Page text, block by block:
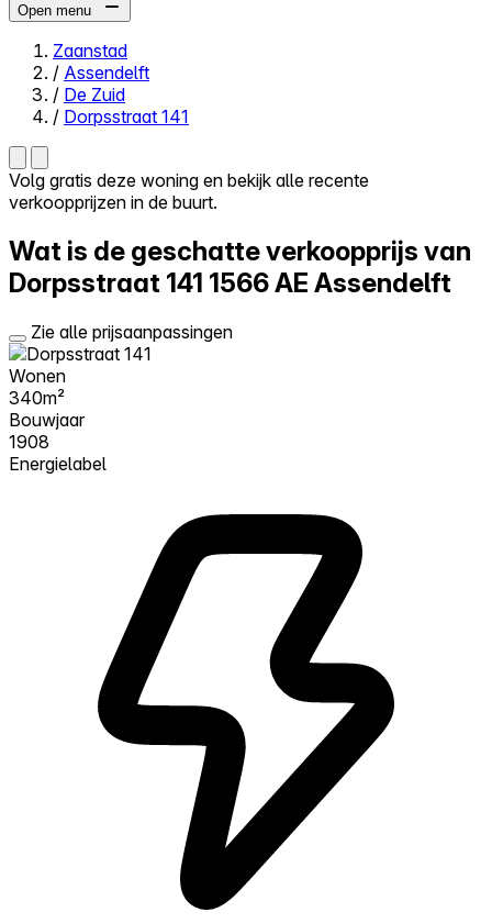
Open menu
Close menu
Zelf kopen
Reviews
Prijzen
Probeer Walter gratis
Zaanstad
/ Assendelft
/ De Zuid
/ Dorpsstraat 141
Volg gratis deze woning en bekijk alle recente
verkoopprijzen in de buurt.
Wat is de geschatte verkoopprijs van
Dorpsstraat 141 1566 AE Assendelft
Zie alle prijsaanpassingen
Wonen
340m²
Bouwjaar
1908
Energielabel